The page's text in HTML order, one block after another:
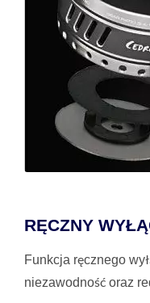
RĘCZNY
Funkcja ręcznego
niezawodność oraz